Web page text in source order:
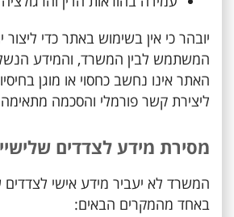
יובהר כי אין בשימוש באתר כדי ליצור
המשתמש לבין המשרד, והמידע
האתר אינו נחשב כחסוי או מוגן
ליצירת קשר פורמלי והסכמה מתאימה
מסירת מידע לצדדים
המשרד לא יעביר מידע אישי לצדדים
באחד מהמקרים הבאים: